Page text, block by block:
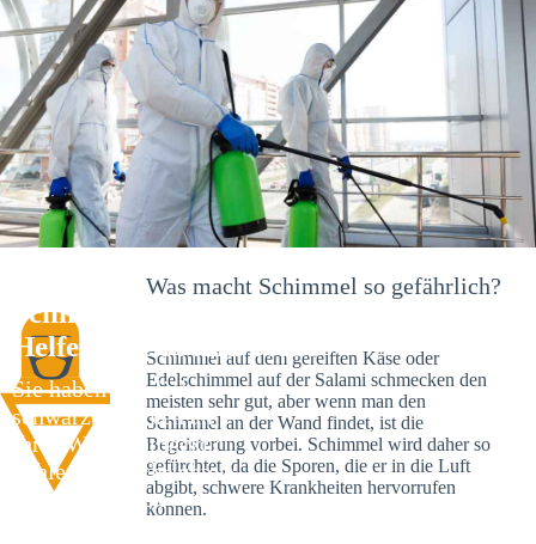
Schimmelexperte in Ebnat – Ihr
Helfer an Ort und Stelle
Sie haben kürzlich
schwarze Flecken an
Ihrer Wand entdeckt?
Schlechte Nachrichten:
Sie haben einen
Was macht Schimmel so gefährlich?
Schimmel auf dem gereiften Käse oder
Edelschimmel auf der Salami schmecken den
meisten sehr gut, aber wenn man den
Schimmel an der Wand findet, ist die
Begeisterung vorbei. Schimmel wird daher so
gefürchtet, da die Sporen, die er in die Luft
abgibt, schwere Krankheiten hervorrufen
können.